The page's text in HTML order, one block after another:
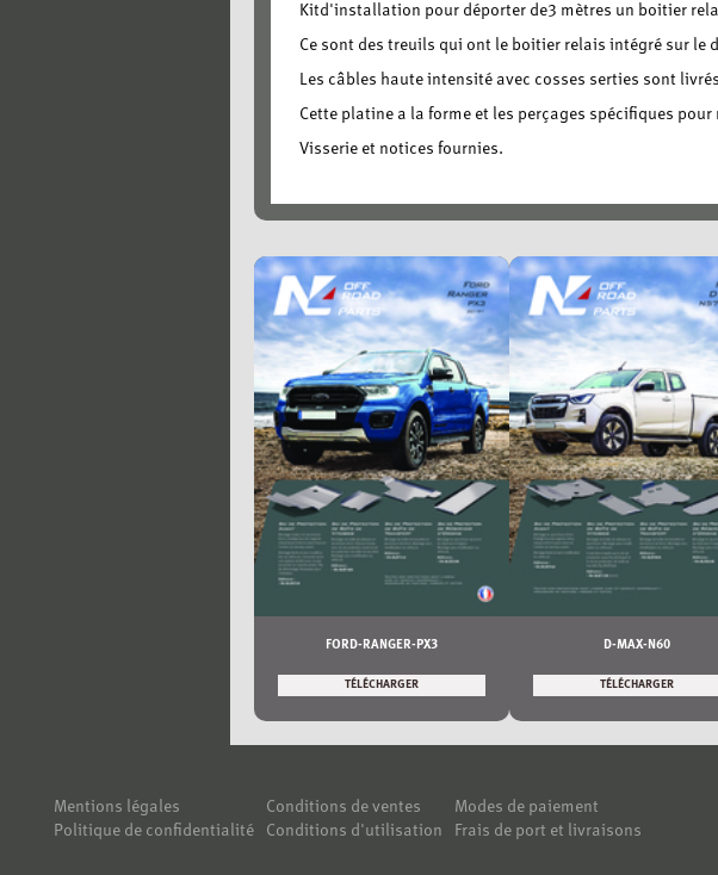
Kitd'installation pour déporter de3 mètres un boitier
Ce sont des treuils qui ont le boitier relais intégré sur le
Les câbles haute intensité avec cosses serties sont
Cette platine a la forme et les perçages spécifiques
Visserie et notices fournies.
FORD-RANGER-PX3
TÉLÉCHARGER
D-MAX-N60
TÉLÉCHARGER
Mentions légales
Politique de confidentialité
Conditions de ventes
Conditions d'utilisation
Modes de paiement
Frais de port et livraisons